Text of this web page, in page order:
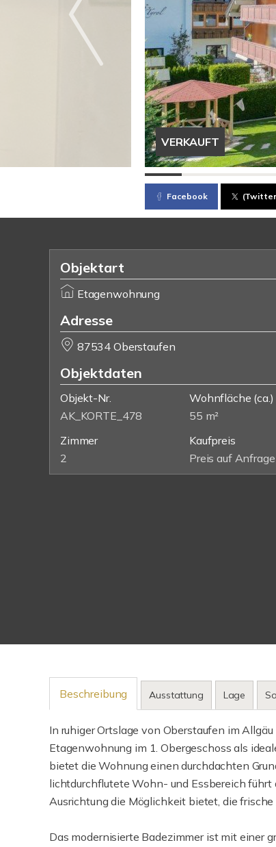
VERKAUFT
Facebook
Objektart
Etagenwohnung
Adresse
87534 Oberstaufen
Objektdaten
Objekt-Nr.
AK_KORTE_478
Wohnfläche (ca.)
55 m²
Zimmer
2
Kaufpreis
Preis auf Anfrage
Beschreibung Ausstattung Lage
In ruhiger Ortslage von Oberstaufen im
Etagenwohnung im 1. Obergeschoss als
bietet die Wohnung einen durchdachten
lichtdurchflutete Wohn- und Essbereich
Ausrichtung die Möglichkeit bietet, die
Das modernisierte Badezimmer ist mit einer